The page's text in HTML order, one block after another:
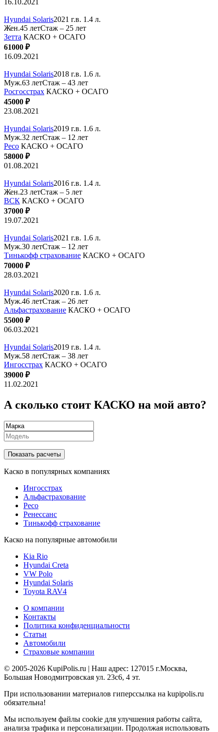
Hyundai Solaris2021 г.в. 1.4 л.
Жен.45 летСтаж – 25 лет
Зетта КАСКО + ОСАГО
61000 ₽
16.09.2021
Hyundai Solaris2018 г.в. 1.6 л.
Муж.63 летСтаж – 43 лет
Росгосстрах КАСКО + ОСАГО
45000 ₽
23.08.2021
Hyundai Solaris2019 г.в. 1.6 л.
Муж.32 летСтаж – 12 лет
Ресо КАСКО + ОСАГО
58000 ₽
01.08.2021
Hyundai Solaris2016 г.в. 1.4 л.
Жен.23 летСтаж – 5 лет
ВСК КАСКО + ОСАГО
37000 ₽
19.07.2021
Hyundai Solaris2021 г.в. 1.6 л.
Муж.30 летСтаж – 12 лет
Тинькофф страхование КАСКО + ОСАГО
70000 ₽
28.03.2021
Hyundai Solaris2020 г.в. 1.6 л.
Муж.46 летСтаж – 26 лет
Альфастрахование КАСКО + ОСАГО
55000 ₽
06.03.2021
Hyundai Solaris2019 г.в. 1.4 л.
Муж.58 летСтаж – 38 лет
Ингосстрах КАСКО + ОСАГО
39000 ₽
11.02.2021
А сколько стоит КАСКО на мой авто?
Показать расчеты
Каско в популярных компаниях
Ингосстрах
Альфастрахование
Ресо
Ренессанс
Тинькофф страхование
Каско на популярные автомобили
Kia Rio
Hyundai Creta
VW Polo
Hyundai Solaris
Toyota RAV4
О компании
Контакты
Политика конфиденциальности
Статьи
Автомобили
Страховые компании
© 2005-2026 KupiPolis.ru | Наш адрес: 127015 г.Москва,
Большая Новодмитровская ул. 23с6, 4 эт.
При использовании материалов гиперссылка на kupipolis.ru
обязательна!
Мы используем файлы cookie для улучшения работы сайта,
анализа трафика и персонализации. Продолжая использовать